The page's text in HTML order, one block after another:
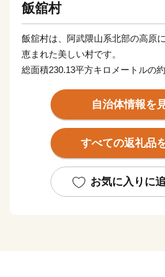
飯舘村
飯舘村は、阿武隈山系北部の高原
恵まれた美しい村です。
総面積230.13平方キロメートルの
飯樋川、南部に比曽川が流れその
落を形成しています。
年平均気温は約10度、年間降水量
後で高原地帯独特の冷涼な気候に
れ、平成22年には「日本で最も美
ました。
自治体情報を
すべての返礼品
お気に入りに